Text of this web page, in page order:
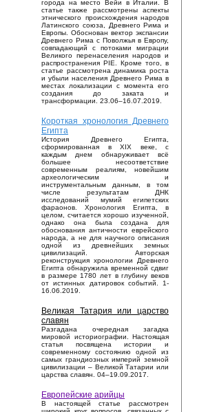
города на место Вейи в Италии. В
статье также рассмотрены аспекты
этнического происхождения народов
Латинского союза, Древнего Рима и
Европы. Обоснован вектор экспансии
Древнего Рима с Поволжья в Европу,
совпадающий с потоками миграции
Великого перенаселения народов и
распространения PIE. Кроме того, в
статье рассмотрена динамика роста
и убыли населения Древнего Рима в
местах локализации с момента его
создания до заката и
трансформации. 23.06–16.07.2019.
Короткая хронология Древнего
Египта
История Древнего Египта,
сформированная в XIX веке, с
каждым днем обнаруживает всё
большее несоответствие
современным реалиям, новейшим
археологическим и
инструментальным данным, в том
числе результатам ДНК
исследований мумий египетских
фараонов. Хронология Египта, в
целом, считается хорошо изученной,
однако она была создана для
обоснования античности еврейского
народа, а не для научного описания
одной из древнейших земных
цивилизаций. Авторская
реконструкция хронологии Древнего
Египта обнаружила временной сдвиг
в размере 1780 лет в глубину веков
от истинных датировок событий. 1-
16.06.2019.
Великая Татария или царство
славян
Разгадана очередная загадка
мировой историографии. Настоящая
статья посвящена истории и
современному состоянию одной из
самых грандиозных империй земной
цивилизации – Великой Татарии или
царства славян. 04–19.09.2017.
Европейские арийцы
В настоящей статье рассмотрен